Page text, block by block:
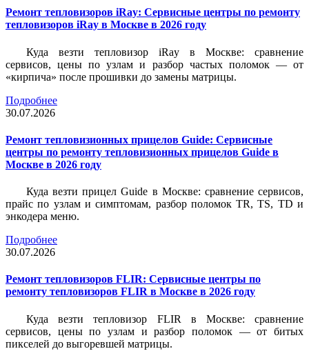
Ремонт тепловизоров iRay: Сервисные центры по ремонту
тепловизоров iRay в Москве в 2026 году
Куда везти тепловизор iRay в Москве: сравнение
сервисов, цены по узлам и разбор частых поломок — от
«кирпича» после прошивки до замены матрицы.
Подробнее
30.07.2026
Ремонт тепловизионных прицелов Guide: Сервисные
центры по ремонту тепловизионных прицелов Guide в
Москве в 2026 году
Куда везти прицел Guide в Москве: сравнение сервисов,
прайс по узлам и симптомам, разбор поломок TR, TS, TD и
энкодера меню.
Подробнее
30.07.2026
Ремонт тепловизоров FLIR: Сервисные центры по
ремонту тепловизоров FLIR в Москве в 2026 году
Куда везти тепловизор FLIR в Москве: сравнение
сервисов, цены по узлам и разбор поломок — от битых
пикселей до выгоревшей матрицы.